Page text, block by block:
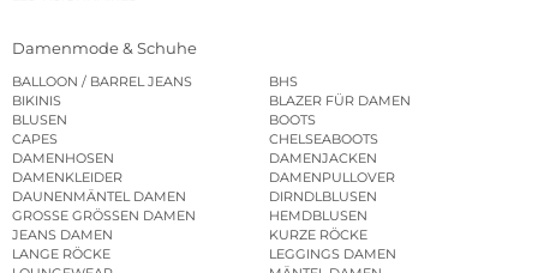
BALLOON / BARREL JEANS
BHS
BIKINIS
BLAZER FÜR DAMEN
BLUSEN
BOOTS
CAPES
CHELSEABOOTS
DAMENHOSEN
DAMENJACKEN
DAMENKLEIDER
DAMENPULLOVER
DAUNENMÄNTEL DAMEN
DIRNDLBLUSEN
GROSSE GRÖSSEN DAMEN
HEMDBLUSEN
JEANS DAMEN
KURZE RÖCKE
LANGE RÖCKE
LEGGINGS DAMEN